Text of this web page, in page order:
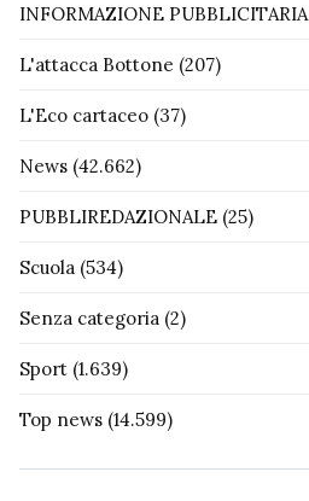
INFORMAZIONE PUBBLICITARIA
L'attacca Bottone (207)
L'Eco cartaceo (37)
News (42.662)
PUBBLIREDAZIONALE (25)
Scuola (534)
Senza categoria (2)
Sport (1.639)
Top news (14.599)